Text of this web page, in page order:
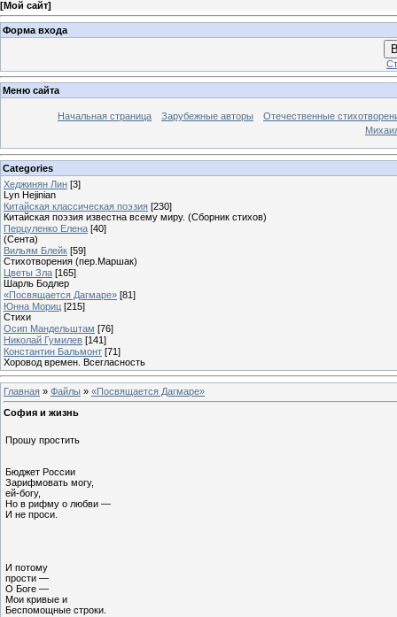
[Мой сайт]
Форма входа
Меню сайта
Начальная страница Зарубежные авторы
Отечественные
Categories
Хеджинян Лин [3]
Lyn Hejinian
Китайская классическая поэзия [230]
Китайская поэзия известна всему миру. (Сборник стихов)
Перцуленко Елена [40]
(Сента)
Вильям Блейк [59]
Стихотворения (пер.Маршак)
Цветы Зла [165]
Шарль Бодлер
«Посвящается Дагмаре» [81]
Юнна Мориц [215]
Стихи
Осип Мандельштам [76]
Николай Гумилев [141]
Константин Бальмонт [71]
Хоровод времен. Всегласность
Главная » Файлы » «Посвящается Дагмаре»
София и жизнь
Прошу простить
Бюджет России
Зарифмовать могу,
ей-богу,
Но в рифму о любви —
И не проси.
И потому
прости —
О Боге —
Мои кривые и
Беспомощные строки.